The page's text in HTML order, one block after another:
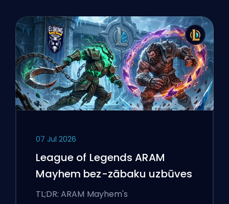
07 Jul 2026
League of Legends ARAM
Mayhem bez-zābaku uzbūves
TL;DR: ARAM Mayhem's